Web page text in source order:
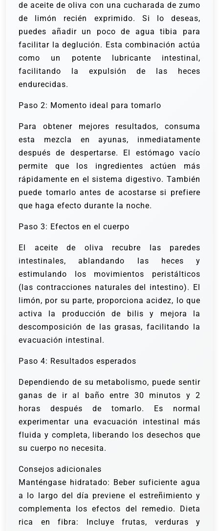
de aceite de oliva con una cucharada de zumo
de limón recién exprimido. Si lo deseas,
puedes añadir un poco de agua tibia para
facilitar la deglución. Esta combinación actúa
como un potente lubricante intestinal,
facilitando la expulsión de las heces
endurecidas.
Paso 2: Momento ideal para tomarlo
Para obtener mejores resultados, consuma
esta mezcla en ayunas, inmediatamente
después de despertarse. El estómago vacío
permite que los ingredientes actúen más
rápidamente en el sistema digestivo. También
puede tomarlo antes de acostarse si prefiere
que haga efecto durante la noche.
Paso 3: Efectos en el cuerpo
El aceite de oliva recubre las paredes
intestinales, ablandando las heces y
estimulando los movimientos peristálticos
(las contracciones naturales del intestino). El
limón, por su parte, proporciona acidez, lo que
activa la producción de bilis y mejora la
descomposición de las grasas, facilitando la
evacuación intestinal.
Paso 4: Resultados esperados
Dependiendo de su metabolismo, puede sentir
ganas de ir al baño entre 30 minutos y 2
horas después de tomarlo. Es normal
experimentar una evacuación intestinal más
fluida y completa, liberando los desechos que
su cuerpo no necesita.
Consejos adicionales
Manténgase hidratado: Beber suficiente agua
a lo largo del día previene el estreñimiento y
complementa los efectos del remedio. Dieta
rica en fibra: Incluye frutas, verduras y